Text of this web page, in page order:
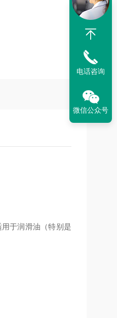
用于润滑油（特别是
电话咨询
微信公众号